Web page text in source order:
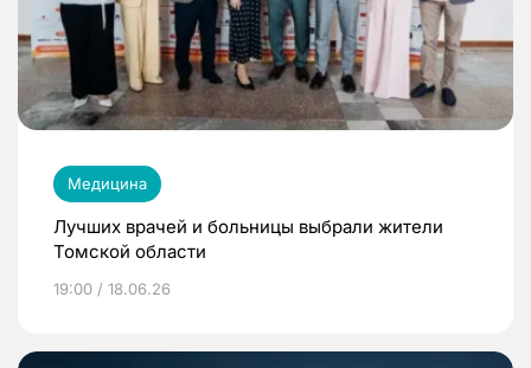
Медицина
Лучших врачей и больницы выбрали жители
Томской области
19:00 / 18.06.26